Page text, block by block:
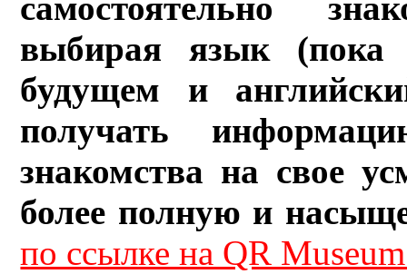
самостоятельно
выбирая язык (пока
будущем и
получать
знакомства на свое
более полную и
по ссылке на QR